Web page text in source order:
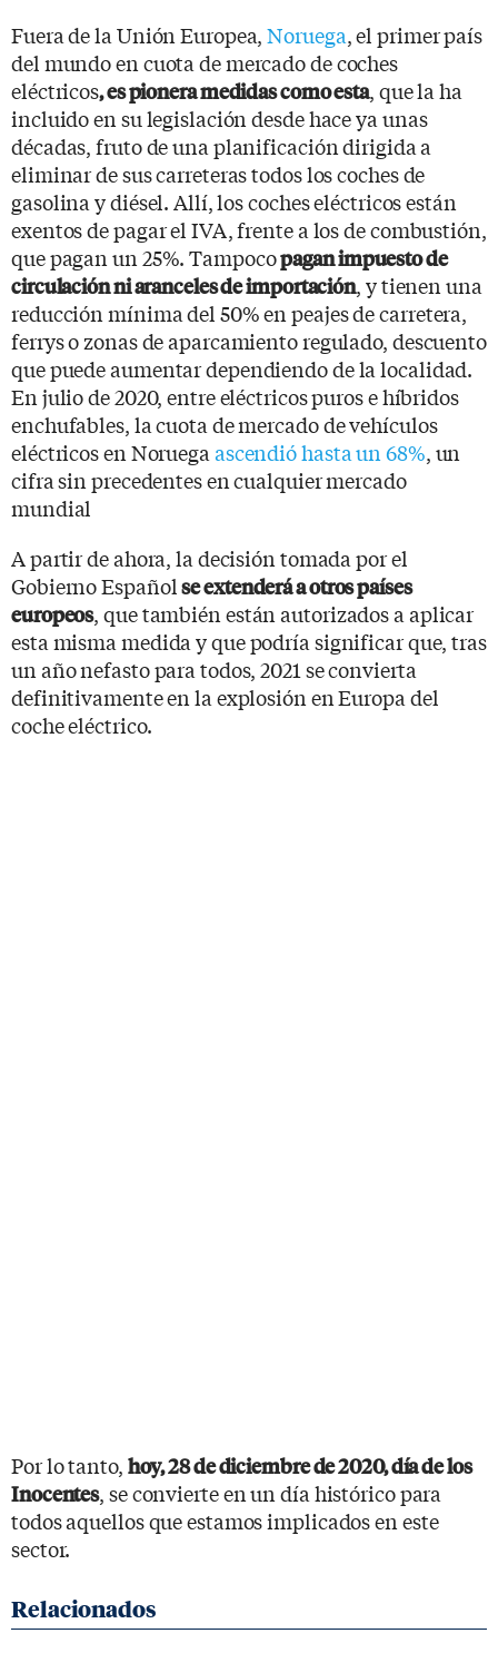
Fuera de la Unión Europea,Noruega, el primer país
del mundo en cuota de mercado de coches
eléctricos, es pionera medidas como esta, que la ha
incluido en su legislación desde hace ya unas
décadas, fruto de una planificación dirigida a
eliminar de sus carreteras todos los coches de
gasolina y diésel. Allí, los coches eléctricos están
exentos de pagar el IVA, frente a los de combustión,
que pagan un 25%. Tampocopagan impuesto de
circulación ni aranceles de importación, y tienen una
reducción mínima del 50% en peajes de carretera,
ferrys o zonas de aparcamiento regulado, descuento
que puede aumentar dependiendo de la localidad.
En julio de 2020, entre eléctricos puros e híbridos
enchufables, la cuota de mercado de vehículos
eléctricos en Noruega ascendió hasta un 68%, un
cifra sin precedentes en cualquier mercado
mundial
A partir de ahora, la decisión tomada por el
Gobierno Españolse extenderá a otros países
europeos, que también están autorizados a aplicar
esta misma medida y que podría significar que, tras
un año nefasto para todos, 2021 se convierta
definitivamente en la explosión en Europa del
coche eléctrico.
Por lo tanto, hoy, 28 de diciembre de 2020, día de los
Inocentes, se convierte en un día histórico para
todos aquellos que estamos implicados en este
sector.